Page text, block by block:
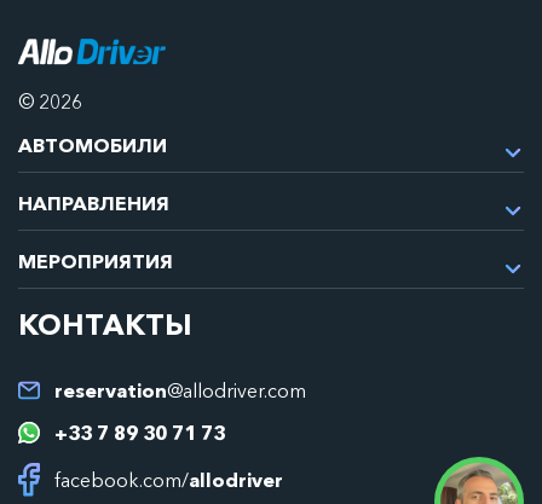
© 2026
АВТОМОБИЛИ
НАПРАВЛЕНИЯ
МЕРОПРИЯТИЯ
КОНТАКТЫ
reservation@allodriver.com
+33 7 89 30 71 73
facebook.com/allodriver